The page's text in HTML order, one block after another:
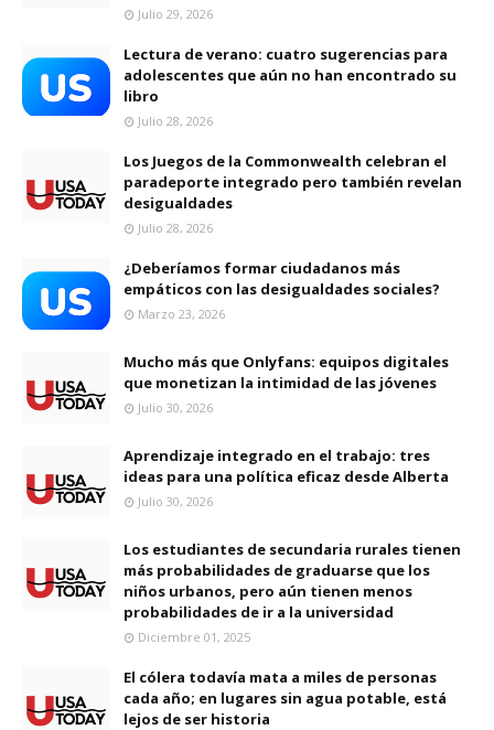
Julio 29, 2026
Lectura de verano: cuatro sugerencias para
adolescentes que aún no han encontrado su
libro
Julio 28, 2026
Los Juegos de la Commonwealth celebran el
paradeporte integrado pero también revelan
desigualdades
Julio 28, 2026
¿Deberíamos formar ciudadanos más
empáticos con las desigualdades sociales?
Marzo 23, 2026
Mucho más que Onlyfans: equipos digitales
que monetizan la intimidad de las jóvenes
Julio 30, 2026
Aprendizaje integrado en el trabajo: tres
ideas para una política eficaz desde Alberta
Julio 30, 2026
Los estudiantes de secundaria rurales tienen
más probabilidades de graduarse que los
niños urbanos, pero aún tienen menos
probabilidades de ir a la universidad
Diciembre 01, 2025
El cólera todavía mata a miles de personas
cada año; en lugares sin agua potable, está
lejos de ser historia